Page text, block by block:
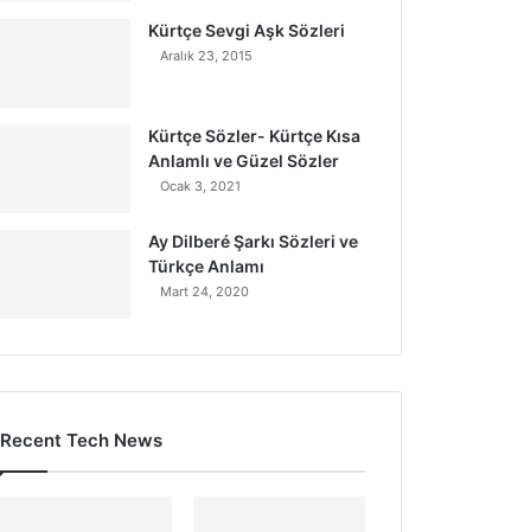
Kürtçe Sevgi Aşk Sözleri
Aralık 23, 2015
Kürtçe Sözler- Kürtçe Kısa
Anlamlı ve Güzel Sözler
Ocak 3, 2021
Ay Dilberé Şarkı Sözleri ve
Türkçe Anlamı
Mart 24, 2020
Recent Tech News